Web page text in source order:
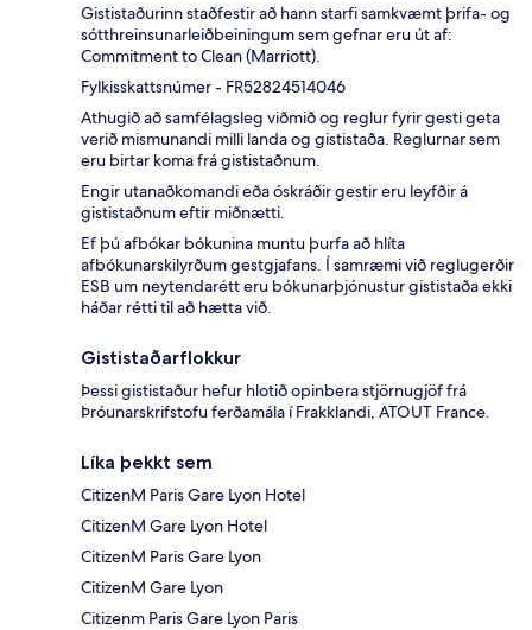
Gististaðurinn staðfestir að hann starfi samkvæmt þrifa- og
sótthreinsunarleiðbeiningum sem gefnar eru út af:
Commitment to Clean (Marriott).
Fylkisskattsnúmer - FR52824514046
Athugið að samfélagsleg viðmið og reglur fyrir gesti geta
verið mismunandi milli landa og gististaða. Reglurnar sem
eru birtar koma frá gististaðnum.
Engir utanaðkomandi eða óskráðir gestir eru leyfðir á
gististaðnum eftir miðnætti.
Ef þú afbókar bókunina muntu þurfa að hlíta
afbókunarskilyrðum gestgjafans. Í samræmi við reglugerðir
ESB um neytendarétt eru bókunarþjónustur gististaða ekki
háðar rétti til að hætta við.
Gististaðarflokkur
Þessi gististaður hefur hlotið opinbera stjörnugjöf frá
Þróunarskrifstofu ferðamála í Frakklandi, ATOUT France.
Líka þekkt sem
CitizenM Paris Gare Lyon Hotel
CitizenM Gare Lyon Hotel
CitizenM Paris Gare Lyon
CitizenM Gare Lyon
Citizenm Paris Gare Lyon Paris